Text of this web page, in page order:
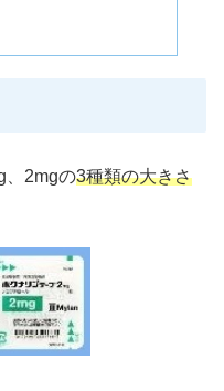
、2mgの3種類の大きさ